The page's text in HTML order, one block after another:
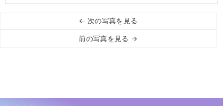
← 次の写真を見る
前の写真を見る →